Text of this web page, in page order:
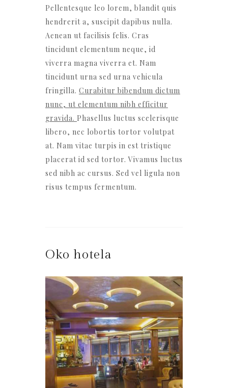
Pellentesque leo lorem, blandit quis
hendrerit a, suscipit dapibus nulla.
Aenean ut facilisis felis. Cras
tincidunt elementum neque, id
viverra magna viverra et. Nam
tincidunt urna sed urna vehicula
fringilla. Curabitur bibendum dictum
nunc, ut elementum nibh efficitur
gravida. Phasellus luctus scelerisque
libero, nec lobortis tortor volutpat
at. Nam vitae turpis in est tristique
placerat id sed tortor. Vivamus luctus
sed nibh ac cursus. Sed vel ligula non
risus tempus fermentum.
Oko hotela
Corso